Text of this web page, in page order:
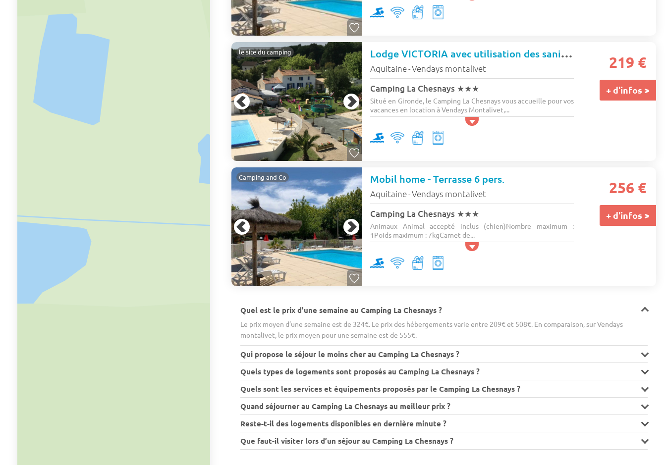
le site du camping Lodge VICTORIA avec utilisation des sanitaires et éviers du camping 5 pers.
Aquitaine-Vendays montalivet
Camping La Chesnays ★★★
Situé en Gironde, le Camping La Chesnays vous accueille pour vos
vacances en location à Vendays Montalivet,...
219 €
+ d'infos >
Camping and Co Mobil home - Terrasse 6 pers.
Aquitaine-Vendays montalivet
Camping La Chesnays ★★★
Animaux Animal accepté inclus (chien)Nombre maximum :
1Poids maximum : 7kgCarnet de...
256 €
+ d'infos >
Quel est le prix d’une semaine au Camping La Chesnays ?
Le prix moyen d’une semaine est de 324€. Le prix des hébergements varie entre 209€ et 508€. En comparaison, sur Vendays
montalivet, le prix moyen pour une semaine est de 555€.
Qui propose le séjour le moins cher au Camping La Chesnays ?
Quels types de logements sont proposés au Camping La Chesnays ?
Quels sont les services et équipements proposés par le Camping La Chesnays ?
Quand séjourner au Camping La Chesnays au meilleur prix ?
Reste-t-il des logements disponibles en dernière minute ?
Que faut-il visiter lors d’un séjour au Camping La Chesnays ?